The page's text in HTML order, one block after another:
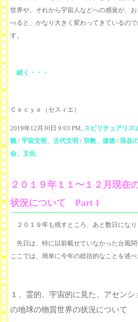
世界や、それから宇宙人などへの感覚が、
べると、かなり大きく変わってきているの
す。
続く・・・
Ｃｅｃｙｅ（セスィエ）
2019年12月30日 9:03 PM, スピリチュアリズ
観 / 宇宙文明、古代文明 / 宗教、道徳/ 現在
会、文化
２０１９年１１〜１２月現在
状況について Part 1
２０１９年も残すところ、あと数日になり
先日は、特に以前載せていなかった台風関
ここでは、簡単に今年の総括的なことを述べ
１、霊的、宇宙的に見た、アセン
の地球の物質世界の状況について